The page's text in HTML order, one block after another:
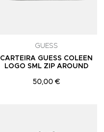
GUESS
CARTEIRA GUESS COLEEN
LOGO SML ZIP AROUND
50,00 €